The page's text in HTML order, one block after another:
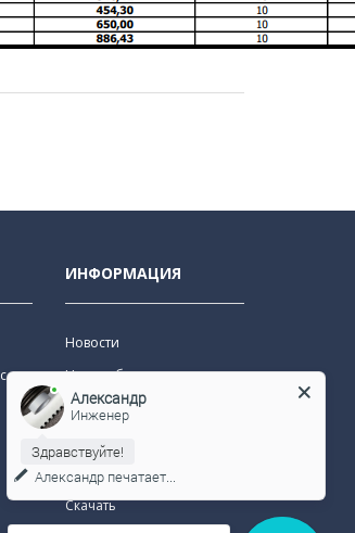
ИНФОРМАЦИЯ
Новости
Наши объекты
О нас
Контакты
Скачать
Александр
Инженер
Здравствуйте!
Александр печатает...